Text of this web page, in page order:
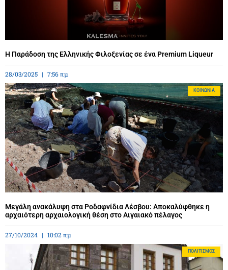
Η Παράδοση της Ελληνικής Φιλοξενίας σε ένα Premium Liqueur
28/03/2025 7:56 πμ
ΚΟΙΝΩΝΊΑ
Μεγάλη ανακάλυψη στα Ροδαφνίδια Λέσβου: Αποκαλύφθηκε η
αρχαιότερη αρχαιολογική θέση στο Αιγαιακό πέλαγος
27/10/2024 10:02 πμ
ΠΟΛΙΤΙΣΜΌΣ